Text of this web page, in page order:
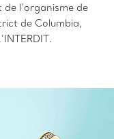
l’organisme de
de Columbia,